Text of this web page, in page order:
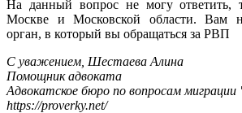
На данный вопрос не могу ответить,
Москве и Московской области. Вам
орган, в который вы обращаться за РВП
С уважением, Шестаева Алина
Помощник адвоката
Адвокатское бюро по вопросам
https://proverky.net/